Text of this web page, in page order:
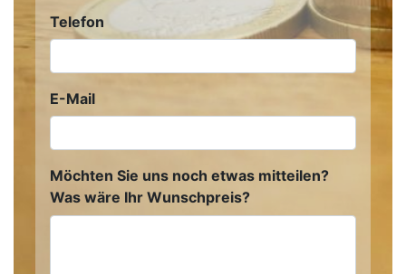
Telefon
E-Mail
Möchten Sie uns noch etwas mitteilen?
Was wäre Ihr Wunschpreis?